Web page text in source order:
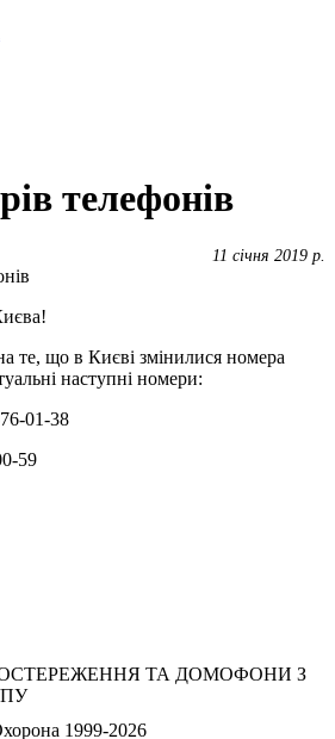
телефонів
11 січня 2019 р.
те, що в Києві змінилися номера
наступні номери:
01-38
59
ТА ДОМОФОНИ З
1999-2026